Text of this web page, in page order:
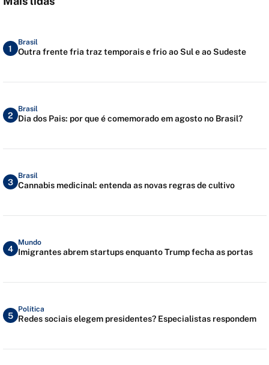
1
Brasil
Outra frente fria traz temporais e frio ao Sul e ao Sudeste
2
Brasil
Dia dos Pais: por que é comemorado em agosto no Brasil?
3
Brasil
Cannabis medicinal: entenda as novas regras de cultivo
4
Mundo
Imigrantes abrem startups enquanto Trump fecha as portas
5
Política
Redes sociais elegem presidentes? Especialistas respondem